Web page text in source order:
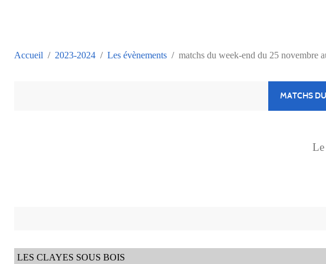
Accueil 2023-2024 Les évènements matchs du week-end du 25 novembre
MATCHS
Le
LES CLAYES SOUS BOIS